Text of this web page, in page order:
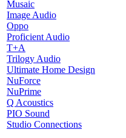
Musaic
Image Audio
Oppo
Proficient Audio
T+A
Trilogy Audio
Ultimate Home Design
NuForce
NuPrime
Q Acoustics
PIO Sound
Studio Connections